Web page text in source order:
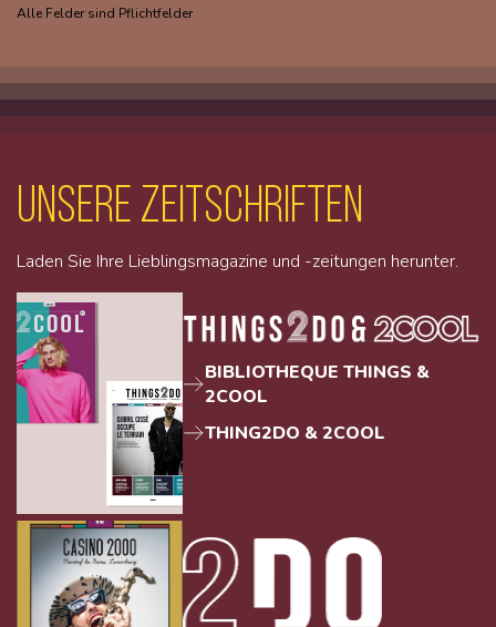
Alle Felder sind Pflichtfelder
unsere Zeitschriften
Laden Sie Ihre Lieblingsmagazine und -zeitungen herunter.
BIBLIOTHEQUE THINGS &
2COOL
THING2DO & 2COOL